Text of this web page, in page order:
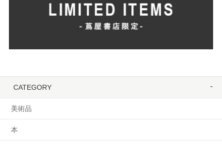
CATEGORY
美術品
本